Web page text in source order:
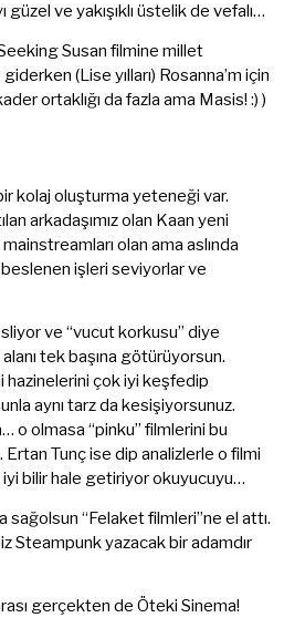
güzel ve yakışıklı üstelik de vefalı…
Susan filmine millet
(Lise yılları) Rosanna’m için
ortaklığı da fazla ama Masis! :) )
kolaj oluşturma yeteneği var.
arkadaşımız olan Kaan yeni
olan ama aslında
işleri seviyorlar ve
ve “vucut korkusu” diye
tek başına götürüyorsun.
hazinelerini çok iyi keşfedip
aynı tarz da kesişiyorsunuz.
o olmasa “pinku” filmlerini bu
Tunç ise dip analizlerle o filmi
bilir hale getiriyor okuyucuyu…
sağolsun “Felaket filmleri”ne el attı.
Steampunk yazacak bir adamdır
gerçekten de Öteki Sinema!